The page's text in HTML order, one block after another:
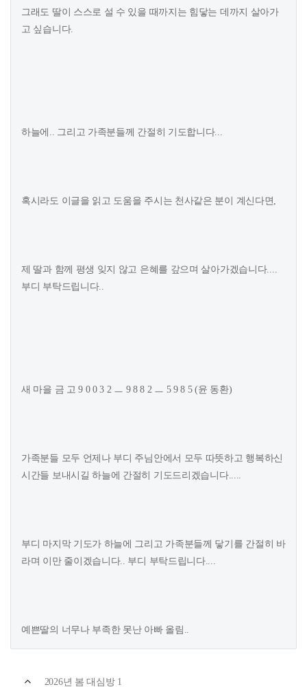
그래도 딸이 스스로 설 수 있을 때까지는 힘닿는 데까지 살아가
고 싶습니다.
하늘에.. 그리고 가족분들께 간절히 기도합니다...
혹시라도 이글을 읽고 도움을 주시는 천사같은 분이 계신다면,
제 딸과 함께 평생 잊지 않고 은혜를 갚으며 살아가겠습니다....
부디 부탁드립니다..
새 마을 금 고 9 0 0 3 2 ㅡ 9 8 8 2 ㅡ 5 9 8 5 (윤 동환)
가족분들 모두 언제나 부디 주님안에서 모두 따뜻하고 행복하신
시간들 보내시길 하늘에 간절히 기도드리겠습니다.....
부디 마지막 기도가 하늘에 그리고 가족분들께 닿기를 간절히 바
라며 이만 줄이겠습니다.. 부디 부탁드립니다....
예쁜딸의 너무나 부족한 못난 아빠 올림..
2026년 봄 대심방 1